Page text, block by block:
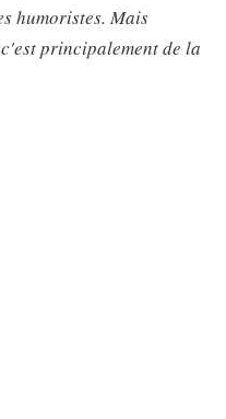
humoristes. Mais
principalement de la